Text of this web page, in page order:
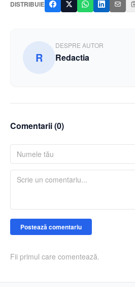
DISTRIBUIE
R
DESPRE AUTOR
Redactia
Comentarii (0)
Postează comentariu
Fii primul care comentează.